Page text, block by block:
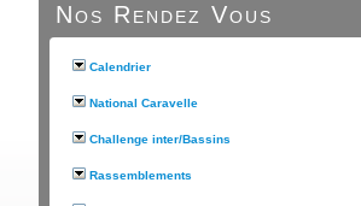
Nos Rendez Vous
Calendrier
National Caravelle
Challenge inter/Bassins
Rassemblements